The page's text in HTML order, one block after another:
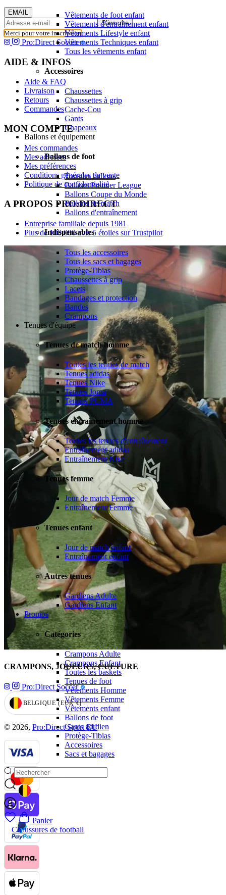
Vêtements de foot enfant
Vêtements d'entraînement enfant
Vêtements Lifestyle enfant
Vêtements Techniques enfant
Tous les vêtements enfant
Accessoires
Chaussettes
Chaussettes à grip
Cache-Cou
Gants
Chapeaux
Ballons et équipement
Ballons de foot
Tous les ballons
Ballons Premier League
Ballons Coupe du Monde
Ballons de match
Ballons d'entraînement
Indispensables
Tous les accessoires
Tous les sacs et bagages
Protège-Tibias
Chaussettes à grip
Lacets
Bandages et protection
Bandes
Crampons
Tenues d'équipe
Tenues de match homme
Toutes les tenues de match
Tenues adidas
Tenues Nike
Tenues Joma
Tenues PUMA
Tenues entrainement homme
Toutes les tenues d'entraînement
Entraînement adidas
Entraînement Nike
Tenues femme
Jour de match Femme
Entraînement Femme
Tenues enfant
Jour de match enfant
Entraînement enfant
Autres tenues
Gardiens Adulte
Gardiens Enfant
Promos
Catégories
Crampons Adulte
Crampons Enfant
Toutes les baskets
Tenues de foot
Vêtements Homme
Vêtements Femme
Vêtements enfant
Ballons de foot
Gants gardien
Protège-Tibias
Accessoires
Sacs et bagages
GEOLOCATION BUTTON: BELGIQUE
Panier
Chaussures de football
EMAIL
S’inscrire
Merci pour votre inscription
Pro:Direct Soccer
AIDE & INFOS
Aide & FAQ
Livraison
Retours
Commandes
MON COMPTE
Mes commandes
Mes adresses
Mes préférences
Conditions générales de vente
Politique de confidentialité
A PROPOS PRO:DIRECT
Entreprise familiale depuis 1981
Plus de 100 000 avis 5 étoiles sur Trustpilot
CRAMPONS, JOUEURS, CULTURE
Pro:Direct Soccer
GEOLOCATION BUTTON: BELGIQUE, EUR, €
BELGIQUE (EUR €)
© 2026, Pro:Direct Sport EU